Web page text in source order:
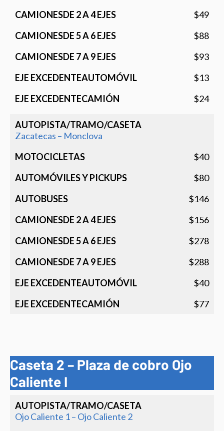
$49
$88
$93
$13
$24
Zacatecas – Monclova
$40
$80
$146
$156
$278
$288
$40
$77
Caseta 2 – Plaza de cobro Ojo
Caliente I
Autopista/Tramo/Caseta Motocicletas
Ojo Caliente 1 – Ojo Caliente 2